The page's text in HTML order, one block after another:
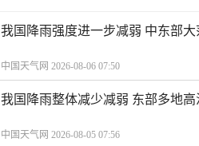
我国降雨强度进一步减弱 中东部
中国天气网 2026-08-06 07:50
我国降雨整体减少减弱 东部多地
中国天气网 2026-08-05 07:56